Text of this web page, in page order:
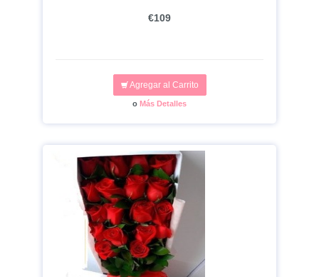
€109
Agregar al Carrito
o Más Detalles